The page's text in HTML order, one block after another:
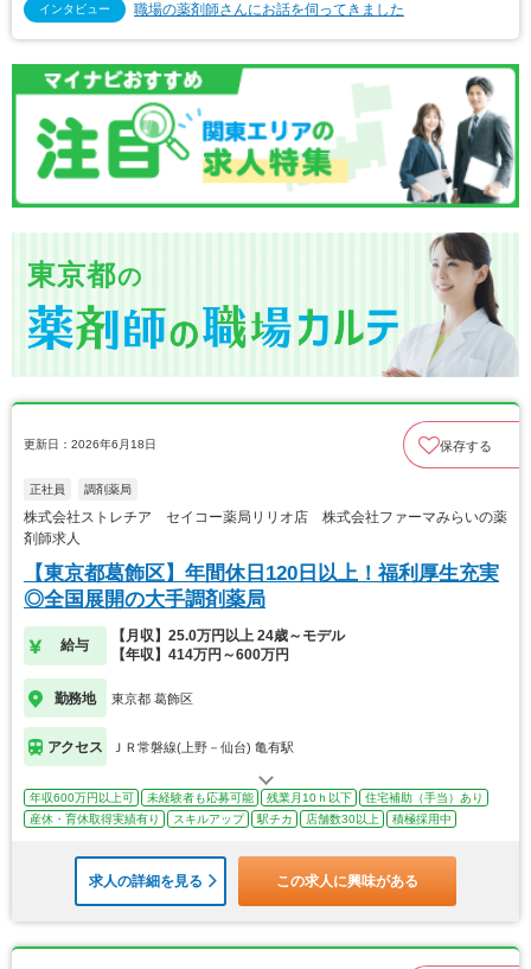
インタビュー 職場の薬剤師さんにお話を伺ってきました
東京都の
更新日：2026年6月18日 保存する
正社員 調剤薬局
株式会社ストレチア セイコー薬局リリオ店 株式会社ファーマみらいの薬
剤師求人
【東京都葛飾区】年間休日120日以上！福利厚生充実
◎全国展開の大手調剤薬局
給与
【月収】25.0万円以上 24歳～モデル
【年収】414万円～600万円
勤務地 東京都 葛飾区
アクセス ＪＲ常磐線(上野－仙台) 亀有駅
年収600万円以上可 未経験者も応募可能 残業月10ｈ以下
住宅補助（手当）あり
産休・育休取得実績有り
スキルアップ 駅チカ 店舗数30以上 積極採用中
求人の詳細を見る この求人に興味がある